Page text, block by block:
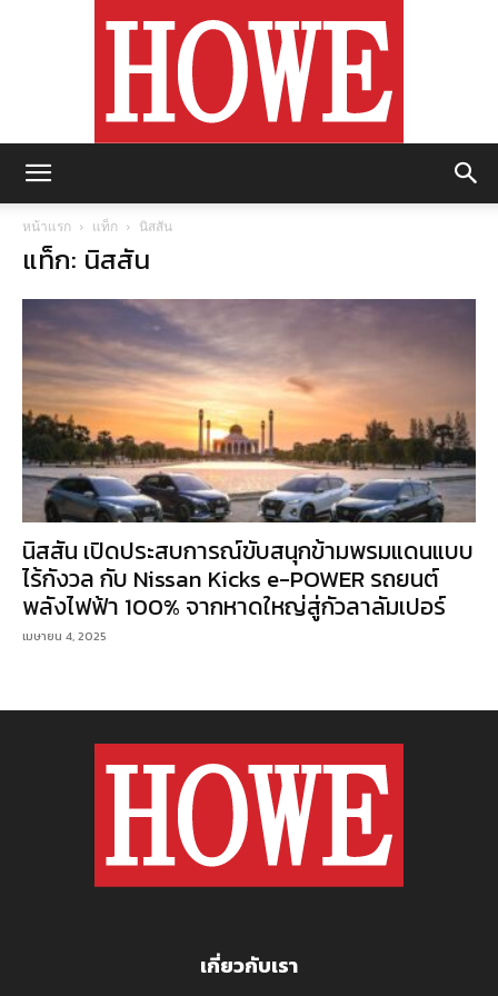
หน้าแรก แท็ก นิสสัน
แท็ก: นิสสัน
นิสสัน เปิดประสบการณ์ขับสนุกข้ามพรมแดนแบบ
ไร้กังวล กับ Nissan Kicks e-POWER รถยนต์
พลังไฟฟ้า 100% จากหาดใหญ่สู่กัวลาลัมเปอร์
เมษายน 4, 2025
เกี่ยวกับเรา